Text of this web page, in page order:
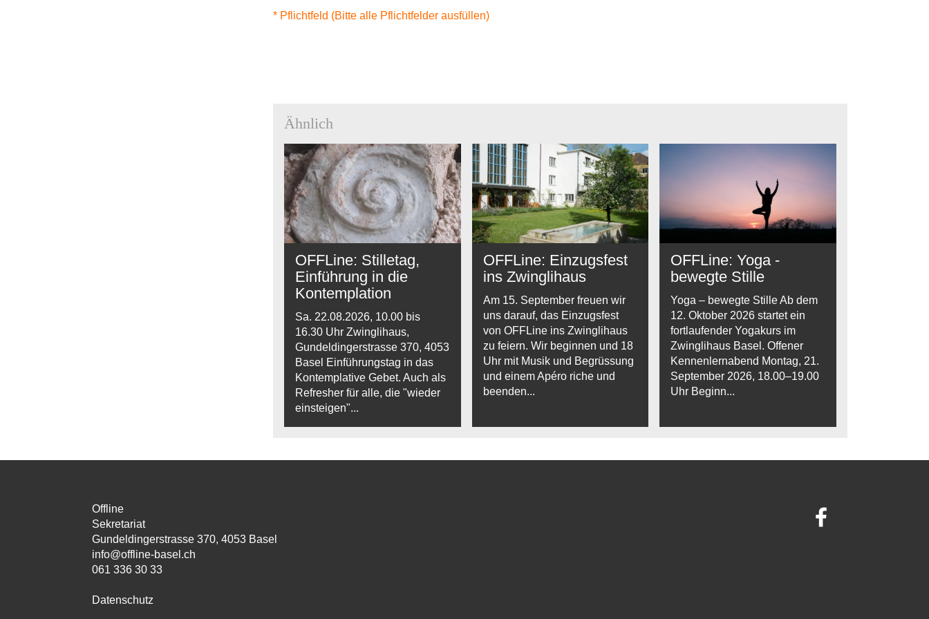
* Pflichtfeld (Bitte alle Pflichtfelder ausfüllen)
Ähnlich
OFFLine: Stilletag,
Einführung in die
Kontemplation
Sa. 22.08.2026, 10.00 bis
16.30 Uhr Zwinglihaus,
Gundeldingerstrasse 370, 4053
Basel Einführungstag in das
Kontemplative Gebet. Auch als
Refresher für alle, die "wieder
einsteigen"...
OFFLine: Einzugsfest
ins Zwinglihaus
Am 15. September freuen wir
uns darauf, das Einzugsfest
von OFFLine ins Zwinglihaus
zu feiern. Wir beginnen und 18
Uhr mit Musik und Begrüssung
und einem Apéro riche und
beenden...
OFFLine: Yoga -
bewegte Stille
Yoga – bewegte Stille Ab dem
12. Oktober 2026 startet ein
fortlaufender Yogakurs im
Zwinglihaus Basel. Offener
Kennenlernabend Montag, 21.
September 2026, 18.00–19.00
Uhr Beginn...
Offline
Sekretariat
Gundeldingerstrasse 370, 4053 Basel
info@offline-basel.ch
061 336 30 33
Datenschutz